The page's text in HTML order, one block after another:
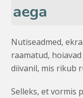
aega
Nutiseadmed,
raamatud,
diivanil, mis rikub
Selleks, et vormis